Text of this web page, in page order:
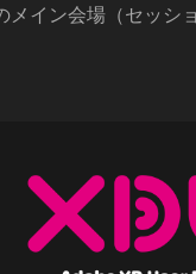
イン会場（セッシ